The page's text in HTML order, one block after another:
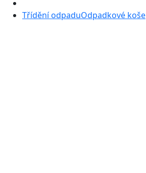
Třídění odpaduOdpadkové koše